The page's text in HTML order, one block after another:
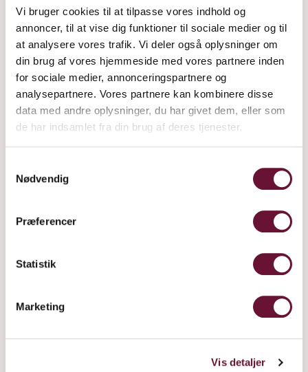
Vi bruger cookies til at tilpasse vores indhold og
annoncer, til at vise dig funktioner til sociale medier og til
at analysere vores trafik. Vi deler også oplysninger om
din brug af vores hjemmeside med vores partnere inden
for sociale medier, annonceringspartnere og
analysepartnere. Vores partnere kan kombinere disse
data med andre oplysninger, du har givet dem, eller som
de har indsamlet fra din brug af deres tjenester.
Nødvendig
Præferencer
Statistik
Marketing
Vis detaljer
RØD
219 kr+ Fragt